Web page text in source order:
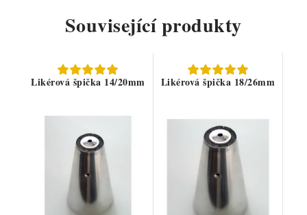
Související produkty
Likérová špička 14/20mm Likérová špička 18/26mm